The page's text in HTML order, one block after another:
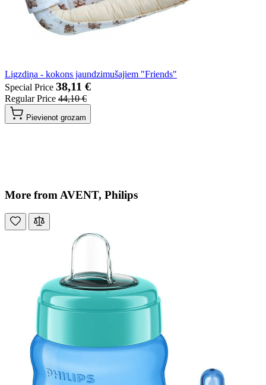
Ligzdiņa - kokons jaundzimušajiem "Friends"
Special Price 38,11 €
Regular Price 44,10 €
Pievienot grozam
More from AVENT, Philips